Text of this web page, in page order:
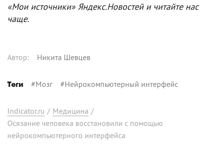
«Мои источники» Яндекс.Новостей и читайте нас
чаще.
Автор: Никита Шевцев
Теги #Мозг #Нейрокомпьютерный интерфейс
Indicator.ru / Медицина /
Осязание человека восстановили с помощью
нейрокомпьютерного интерфейса